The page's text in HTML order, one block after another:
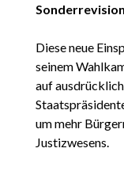
Diese neue
seinem
auf
um mehr
Justizwesens.